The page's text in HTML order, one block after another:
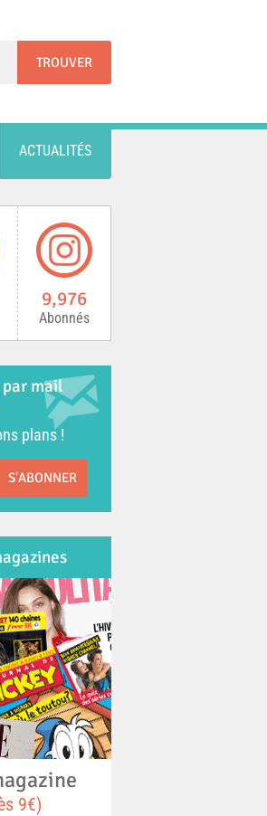
ACTUALITÉS
9,976
Abonnés
mail
plans !
S'ABONNER
9€)